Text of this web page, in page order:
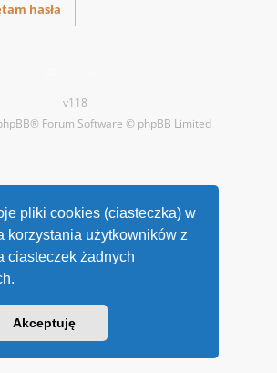
pliki cookies (ciasteczka) w
korzystania użytkowników z
ciasteczek żadnych
Akceptuję
hasła
v118
® Forum Software © phpBB Limited